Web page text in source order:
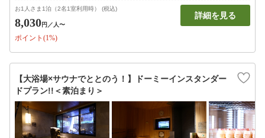
お1人さま1泊（2名1室利用時） (税込)
8,030円 ／人〜
ポイント(1%)
詳細を見る
【大浴場×サウナでととのう！】ドーミーインスタンダー
ドプラン!!＜素泊まり＞